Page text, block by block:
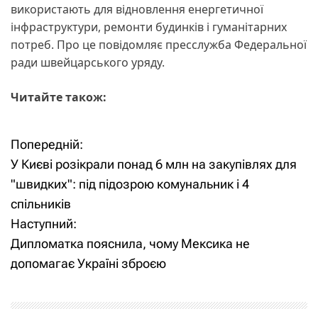
використають для відновлення енергетичної
інфраструктури, ремонти будинків і гуманітарних
потреб. Про це повідомляє пресслужба Федеральної
ради швейцарського уряду.
Читайте також:
Н
а
в
і
г
а
Попередній:
У Києві розікрали понад 6 млн на закупівлях для
"швидких": під підозрою комунальник і 4
спільників
Наступний:
Дипломатка пояснила, чому Мексика не
допомагає Україні зброєю